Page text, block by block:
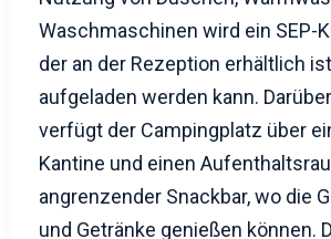
Waschmaschinen wird ein SEP-
der an der Rezeption erhältlich
aufgeladen werden kann. Darüber
verfügt der Campingplatz über
Kantine und einen
angrenzender Snackbar, wo die
und Getränke genießen können.